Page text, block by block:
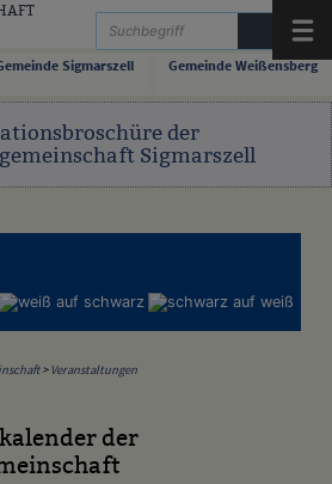
zur Startseite springen.
Sigmarszell Gemeinde Weißensberg
der
Sigmarszell
> Veranstaltungen
der